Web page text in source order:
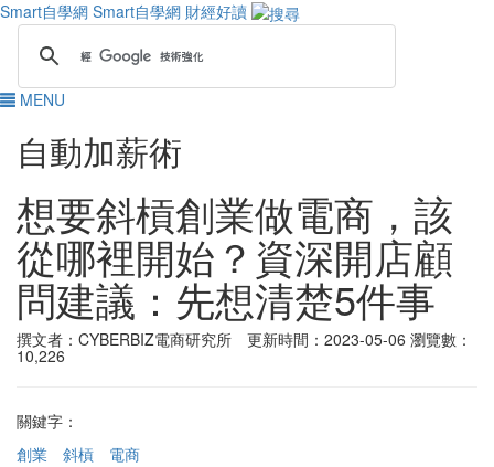
Smart自學網 Smart自學網 財經好讀
MENU
自動加薪術
想要斜槓創業做電商，該
從哪裡開始？資深開店顧
問建議：先想清楚5件事
撰文者：CYBERBIZ電商研究所 更新時間：2023-05-06 瀏覽數：
10,226
關鍵字：
創業
斜槓
電商